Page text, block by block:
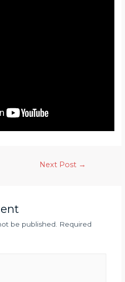
Next Post →
be published.
Required